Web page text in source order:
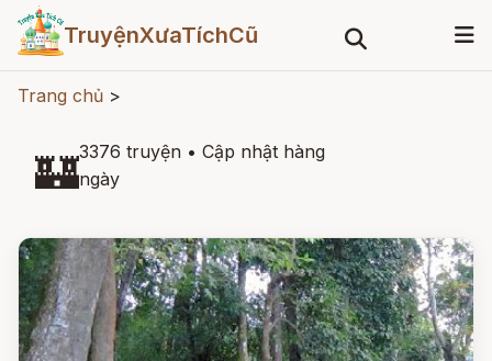
TruyệnXưaTíchCũ
Trang chủ >
🏰3376 truyện • Cập nhật hàng
ngày